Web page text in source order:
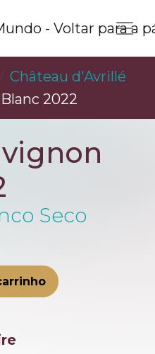
Château d'Avrillé
2022
Seco